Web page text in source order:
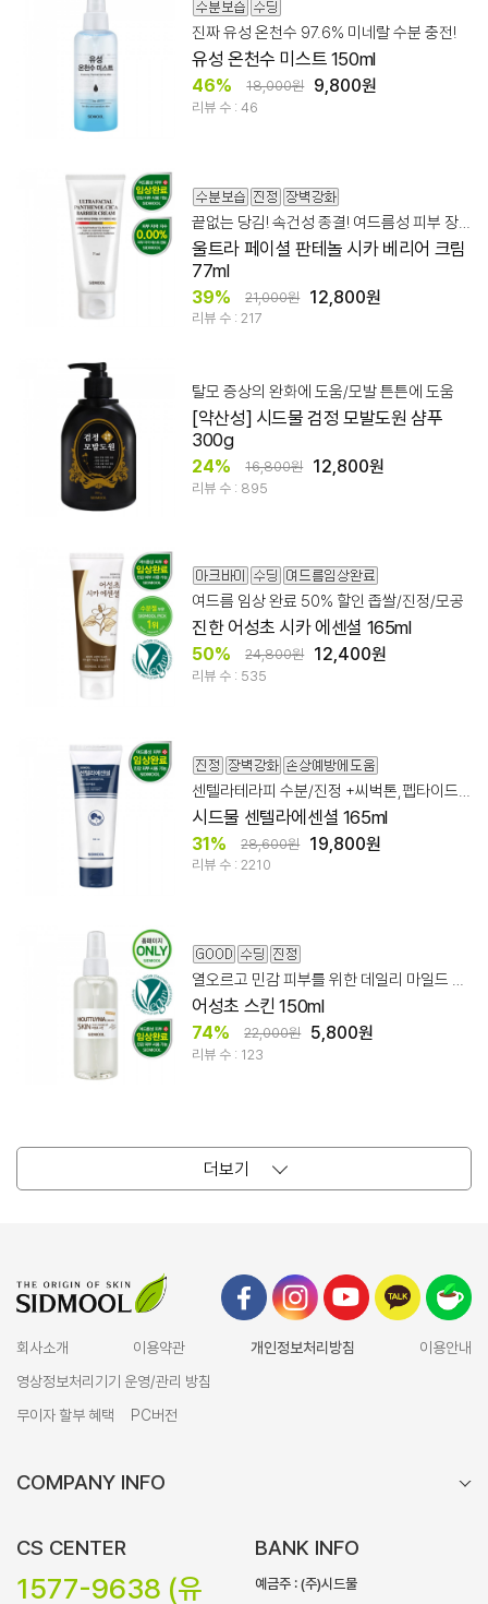
진짜 유성 온천수 97.6% 미네랄 수분 충전!
유성 온천수 미스트 150ml
46% 18,000원 9,800원
리뷰 수 : 46
끝없는 당김! 속건성 종결! 여드름성 피부 장벽 케어
울트라 페이셜 판테놀 시카 베리어 크림
77ml
39% 21,000원 12,800원
리뷰 수 : 217
탈모 증상의 완화에 도움/모발 튼튼에 도움
[약산성] 시드물 검정 모발도원 샴푸
300g
24% 16,800원 12,800원
리뷰 수 : 895
여드름 임상 완료 50% 할인 좁쌀/진정/모공
진한 어성초 시카 에센셜 165ml
50% 24,800원 12,400원
리뷰 수 : 535
센텔라테라피 수분/진정 +씨벅톤,펩타이드적용
시드물 센텔라에센셜 165ml
31% 28,600원 19,800원
리뷰 수 : 2210
열오르고 민감 피부를 위한 데일리 마일드 어성초 스킨
어성초 스킨 150ml
74% 22,000원 5,800원
리뷰 수 : 123
더보기
회사소개 이용약관 개인정보처리방침
이용안내
영상정보처리기기 운영/관리 방침
무이자 할부 혜택
PC버전
COMPANY INFO
CS CENTER
1577-9638 (유
BANK INFO
예금주 : (주)시드물